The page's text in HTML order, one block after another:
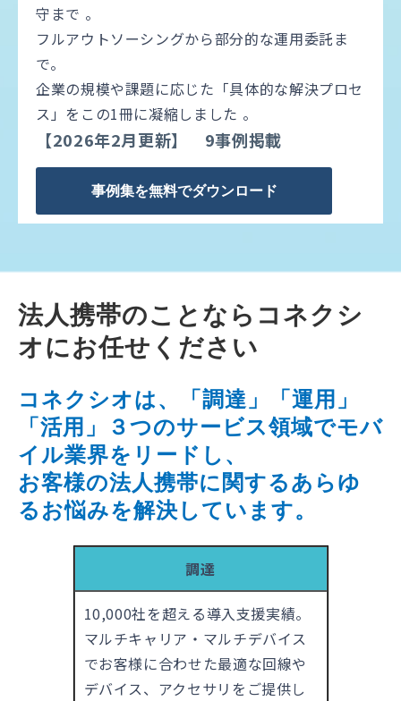
守まで 。
フルアウトソーシングから部分的な運用委託ま
で。
企業の規模や課題に応じた「具体的な解決プロセ
ス」をこの1冊に凝縮しました 。
【2026年2月更新】 9事例掲載
事例集を無料でダウンロード
法人携帯のことならコネクシ
オにお任せください
コネクシオは、「調達」「運用」
「活用」３つのサービス領域でモバ
イル業界をリードし、
お客様の法人携帯に関するあらゆ
るお悩みを解決しています。
調達
10,000社を超える導入支援実績。
マルチキャリア・マルチデバイス
でお客様に合わせた最適な回線や
デバイス、アクセサリをご提供し